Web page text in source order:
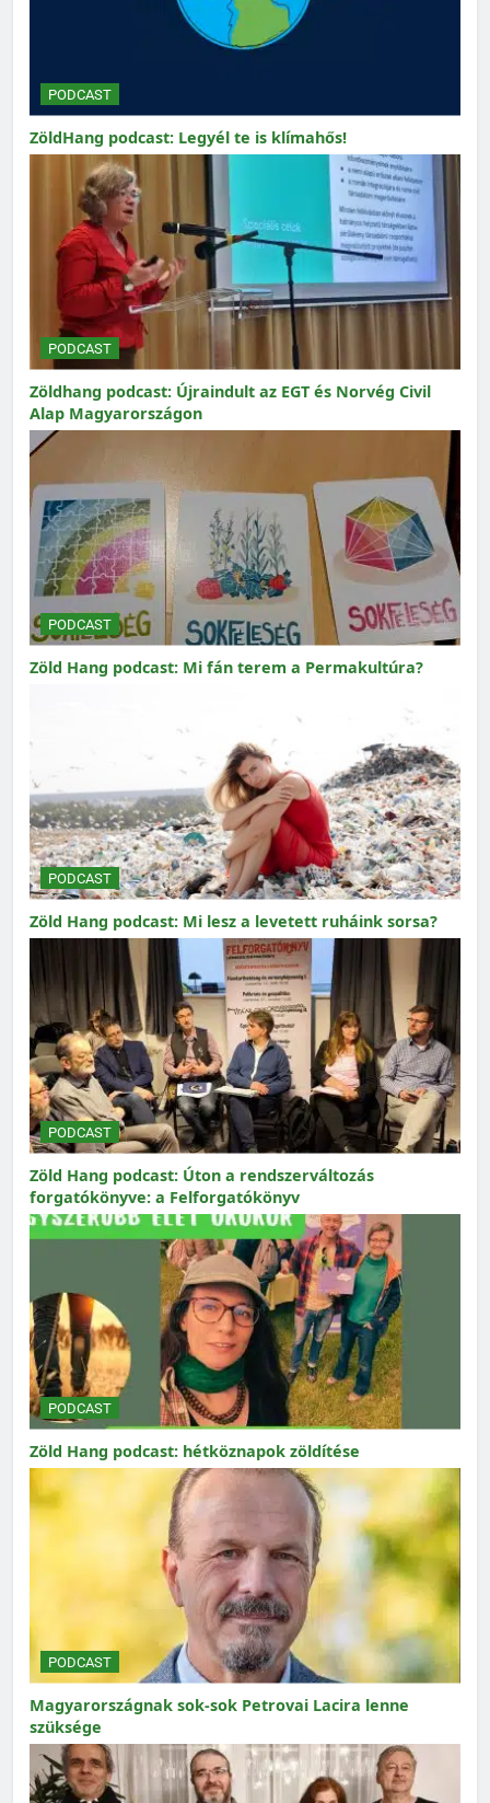
PODCAST
ZöldHang podcast: Legyél te is klímahős!
PODCAST
Zöldhang podcast: Újraindult az EGT és Norvég Civil
Alap Magyarországon
PODCAST
Zöld Hang podcast: Mi fán terem a Permakultúra?
PODCAST
Zöld Hang podcast: Mi lesz a levetett ruháink sorsa?
PODCAST
Zöld Hang podcast: Úton a rendszerváltozás
forgatókönyve: a Felforgatókönyv
PODCAST
Zöld Hang podcast: hétköznapok zöldítése
PODCAST
Magyarországnak sok-sok Petrovai Lacira lenne
szüksége